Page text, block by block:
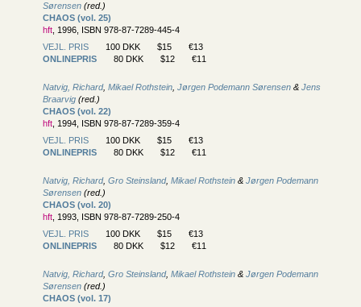
Sørensen (red.)
CHAOS (vol. 25)
hft , 1996, ISBN 978-87-7289-445-4
VEJL. PRIS
100 DKK $15
€13
ONLINEPRIS
80 DKK $12 €11
Natvig, Richard, Mikael Rothstein Jørgen Podemann Sørensen & Jens
Braarvig (red.)
CHAOS (vol. 22)
hft , 1994, ISBN 978-87-7289-359-4
VEJL. PRIS
100 DKK $15
€13
ONLINEPRIS
80 DKK $12 €11
Natvig, Richard, Gro Steinsland, Mikael Rothstein & Jørgen Podemann
Sørensen (red.)
CHAOS (vol. 20)
hft , 1993, ISBN 978-87-7289-250-4
VEJL. PRIS
100 DKK $15
€13
ONLINEPRIS
80 DKK $12 €11
Natvig, Richard, Gro Steinsland, Mikael Rothstein & Jørgen Podemann
Sørensen (red.)
CHAOS (vol. 17)